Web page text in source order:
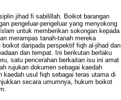
jihad fi sabilillah. Boikot barangan
pengeluar-pengeluar yang menyokong
untuk memberikan sokongan kepada
merampas tanah-tanah mereka
daripada perspektif fiqh al-jihad dan
dan tempat. Ini berikutan berlaku
satu pencerahan berkaitan isu ini amat
rujukan dokumen sebagai kaedah
kaedah usul fiqh sebagai teras utama di
secara umumnya, hukum boikot